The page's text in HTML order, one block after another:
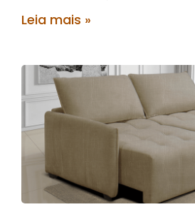
Leia mais »